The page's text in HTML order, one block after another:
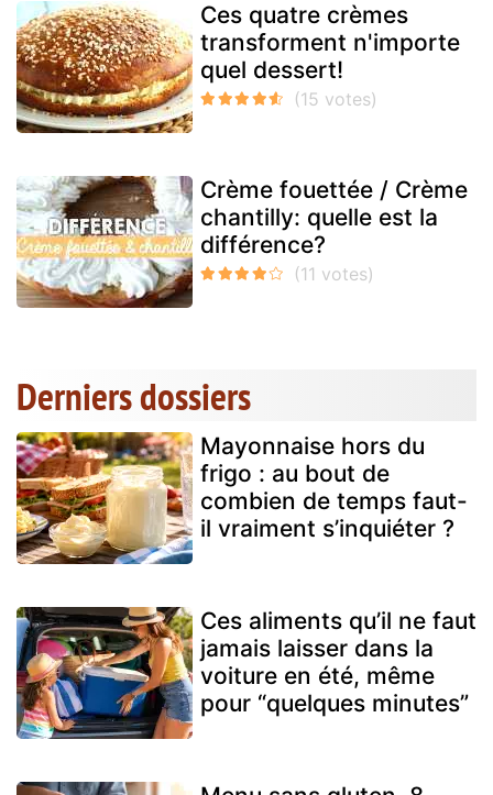
Ces quatre crèmes
transforment n'importe
quel dessert!
Crème fouettée / Crème
chantilly: quelle est la
différence?
Derniers dossiers
Mayonnaise hors du
frigo : au bout de
combien de temps faut-
il vraiment s’inquiéter ?
Ces aliments qu’il ne faut
jamais laisser dans la
voiture en été, même
pour “quelques minutes”